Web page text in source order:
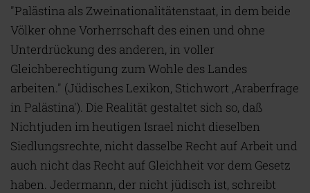
"Palästina als Zweinationalitätenstaat, in dem beide
Völker ohne Vorherrschaft des einen und ohne
Unterdrückung des anderen, in voller
Gleichberechtigung zum Wohle des Landes
arbeiten." (Jüdisches Lexikon, Stichwort ‚Araberfrage
in Palästina'). Die Realität gestaltet sich so, daß
Nichtjuden im heutigen Israel nicht dieselben
Siedlungsrechte, nicht dasselbe Recht auf Arbeit und
auch nicht das Recht auf Gleichheit vor dem Gesetz
haben. Jedermann, der nicht jüdisch ist, schreibt